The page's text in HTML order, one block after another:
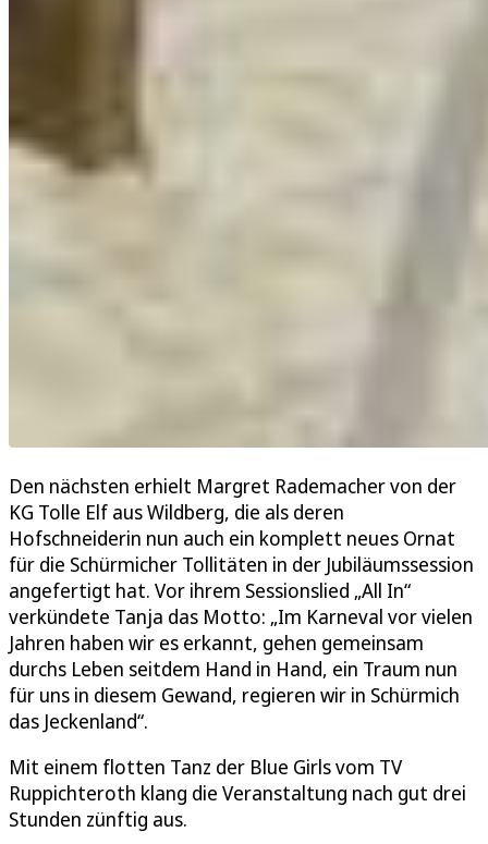
Den nächsten erhielt Margret Rademacher von der
KG Tolle Elf aus Wildberg, die als deren
Hofschneiderin nun auch ein komplett neues Ornat
für die Schürmicher Tollitäten in der Jubiläumssession
angefertigt hat. Vor ihrem Sessionslied „All In“
verkündete Tanja das Motto: „Im Karneval vor vielen
Jahren haben wir es erkannt, gehen gemeinsam
durchs Leben seitdem Hand in Hand, ein Traum nun
für uns in diesem Gewand, regieren wir in Schürmich
das Jeckenland“.
Mit einem flotten Tanz der Blue Girls vom TV
Ruppichteroth klang die Veranstaltung nach gut drei
Stunden zünftig aus.